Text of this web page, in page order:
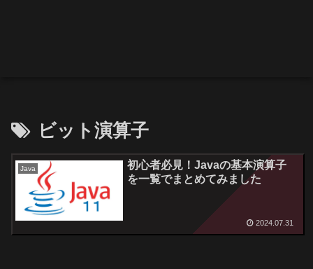
ビット演算子
Java
初心者必見！Javaの基本演算子
を一覧でまとめてみました
2024.07.31